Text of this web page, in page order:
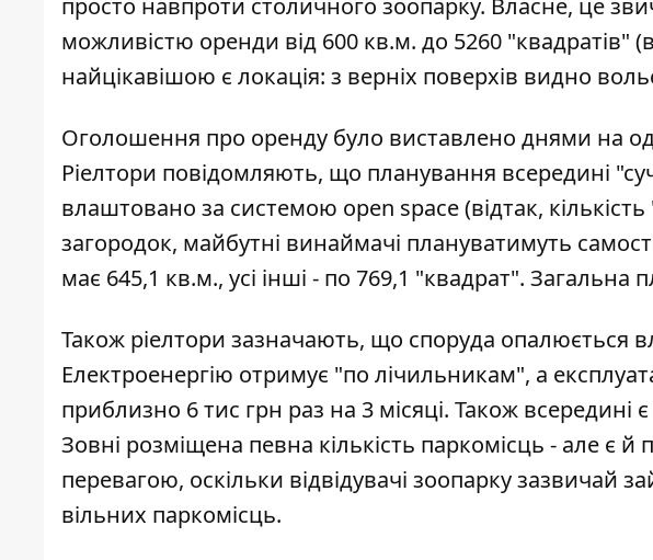
просто навпроти столичного зоопарку. Власне, це
можливістю оренди від 600 кв.м. до 5260 "квадратів"
найцікавішою є локація: з верніх поверхів видно
Оголошення про оренду було виставлено днями на
Ріелтори повідомляють, що планування всередині
влаштовано за системою open space (відтак, кількість
загородок, майбутні винаймачі плануватимуть
має 645,1 кв.м., усі інші - по 769,1 "квадрат". Загальна
Також ріелтори зазначають, що споруда опалюється
Електроенергію отримує "по лічильникам", а
приблизно 6 тис грн раз на 3 місяці. Також всередині
Зовні розміщена певна кількість паркомісць - але є
перевагою, оскільки відвідувачі зоопарку зазвичай
вільних паркомісць.